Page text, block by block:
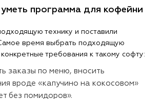
программа для кофейни
технику и поставили
время выбрать подходящую
требования к такому софту:
заказы по меню, вносить
вроде «капучино на кокосовом»
без помидоров».